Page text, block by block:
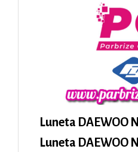
Luneta DAEWOO
Luneta DAEWOO